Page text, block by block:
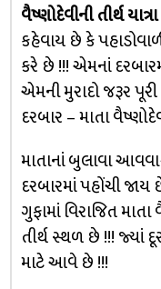
વૈષ્ણોદેવીની તીર્થ યાત્રા
કહેવાય છે કે
કરે છે !!! એમનાં
એમની મુરાદો જરૂર
દરબાર – માતા
માતાનાં બુલાવા
દરબારમાં પહોંચી જાય
ગુફામાં વિરાજિત
તીર્થ સ્થળ છે !!! જ્યાં
માટે આવે છે !!!